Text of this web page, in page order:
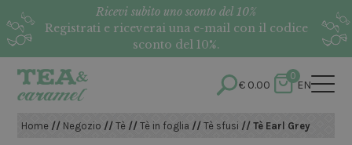
Ricevi subito uno sconto del 10%
Registrati e riceverai una e-mail con il codice
sconto del 10%.
€0.00
0
EN
Home // Negozio //Tè //Tè in foglia //Tè sfusi // Tè Earl Grey